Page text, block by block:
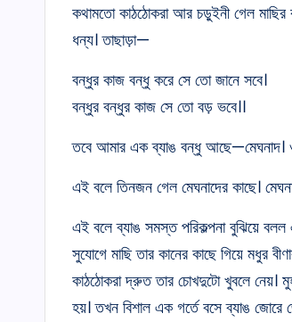
কথামতো কাঠঠোকরা আর চড়ুইনী গেল
ধন্য। তাছাড়া—
বন্ধুর কাজ বন্ধু করে সে তো জানে সবে।
বন্ধুর বন্ধুর কাজ সে তো বড় ভবে।।
তবে আমার এক ব্যাঙ বন্ধু আছে—মেঘনাদ।
এই বলে তিনজন গেল মেঘনাদের কাছে।
এই বলে ব্যাঙ সমস্ত পরিকল্পনা বুঝিয়ে বলল
সুযোগে মাছি তার কানের কাছে গিয়ে মধুর
কাঠঠোকরা দ্রুত তার চোখদুটো খুবলে নেয়।
হয়। তখন বিশাল এক গর্তে বসে ব্যাঙ জোরে